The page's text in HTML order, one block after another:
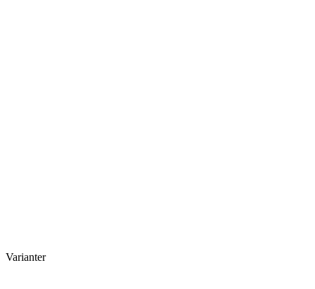
Varianter